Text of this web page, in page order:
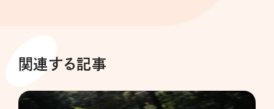
関連する記事